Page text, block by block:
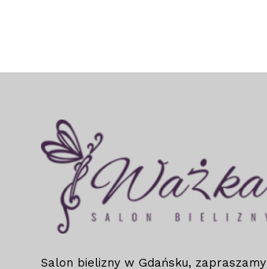
Salon bielizny w Gdańsku, zapraszamy